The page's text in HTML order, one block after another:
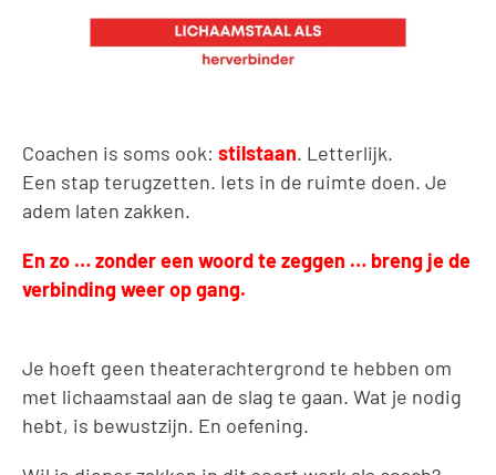
Coachen is soms ook: stilstaan. Letterlijk.
Een stap terugzetten. Iets in de ruimte doen. Je
adem laten zakken.
En zo … zonder een woord te zeggen … breng je de
verbinding weer op gang.
Je hoeft geen theaterachtergrond te hebben om
met lichaamstaal aan de slag te gaan. Wat je nodig
hebt, is bewustzijn. En oefening.